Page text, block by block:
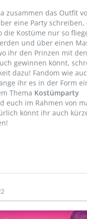
zusammen das Outfit
eine Party schreiben,
Kostüme nur so
und über einen
ihr den Prinzen mit
gewinnen könnt,
dazu! Fandom wie
ihr es in der Form
Thema Kostümparty
euch im Rahmen von
könnt ihr auch